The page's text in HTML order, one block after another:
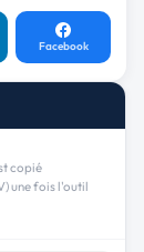
Facebook
copié
une fois l'outil